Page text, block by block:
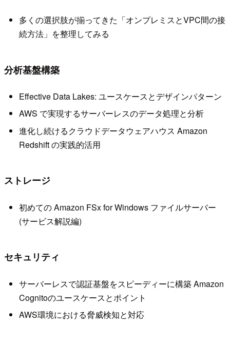
多くの選択肢が揃ってきた「オンプレミスとVPC間の接
続方法」を整理してみる
分析基盤構築
Effective Data Lakes: ユースケースとデザインパターン
AWS で実現するサーバーレスのデータ処理と分析
進化し続けるクラウドデータウェアハウス Amazon
Redshift の実践的活用
ストレージ
初めての Amazon FSx for Windows ファイルサーバー
(サービス解説編)
セキュリティ
サーバーレスで認証基盤をスピーディーに構築 Amazon
Cognitoのユースケースとポイント
AWS環境における脅威検知と対応